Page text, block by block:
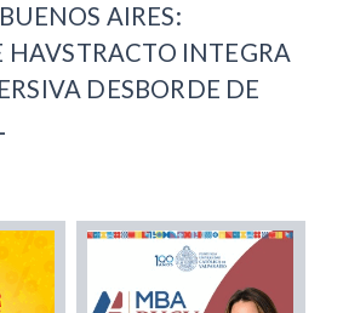
AIRES:
HAVSTRACTO INTEGRA
DESBORDE DE